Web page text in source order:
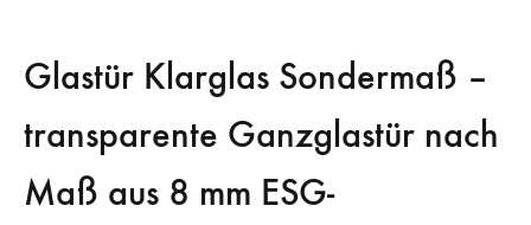
Glastür Klarglas Sondermaß –
transparente Ganzglastür nach
Maß aus 8 mm ESG-